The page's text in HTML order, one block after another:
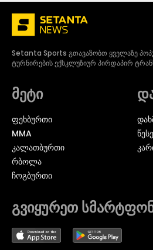
Setanta Sports გთავაზობთ ყველაზე
ტურნირების ექსკლუზიურ პირდაპირ
მეტი
ᲤᲔᲮᲑᲣᲠᲗᲘ
MMA
ᲙᲐᲚᲐᲗᲑᲣᲠᲗᲘ
ᲠᲑᲝᲚᲐ
ᲩᲝᲒᲑᲣᲠᲗᲘ
გვიყურეთ